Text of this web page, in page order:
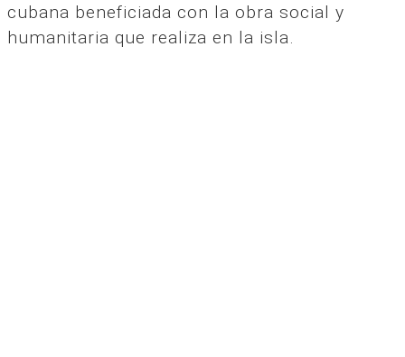
cubana beneficiada con la obra social y
humanitaria que realiza en la isla.